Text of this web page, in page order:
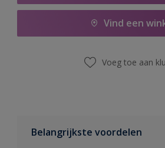
Vind een
Voeg toe aan
Belangrijkste voordelen